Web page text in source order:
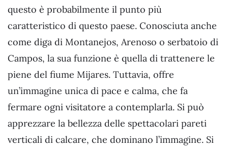
questo è probabilmente il punto più
caratteristico di questo paese. Conosciuta anche
come diga di Montanejos, Arenoso o serbatoio di
Campos, la sua funzione è quella di trattenere le
piene del fiume Mijares. Tuttavia, offre
un’immagine unica di pace e calma, che fa
fermare ogni visitatore a contemplarla. Si può
apprezzare la bellezza delle spettacolari pareti
verticali di calcare, che dominano l’immagine. Si